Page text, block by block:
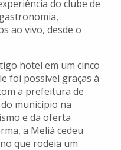
do clube de
ao vivo, desde o
hotel em um cinco
foi possível graças à
a prefeitura de
município na
e da oferta
a Meliá cedeu
que rodeia um